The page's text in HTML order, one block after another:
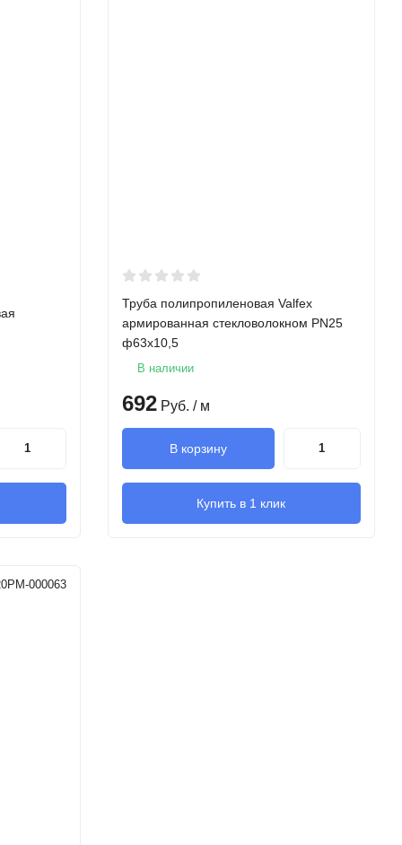
Труба полипропиленовая Valfex
армированная стекловолокном PN25
ф63х10,5
В наличии
692 Руб. / м
В корзину
Купить в 1 клик
000063